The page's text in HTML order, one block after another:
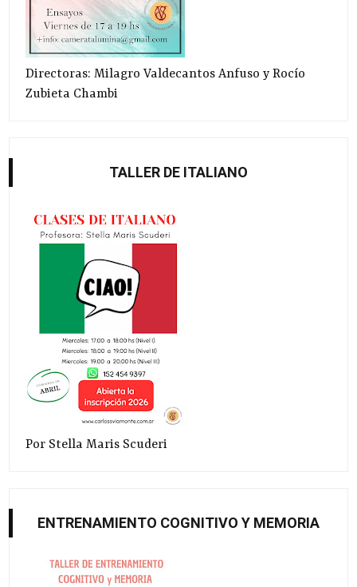
Directoras: Milagro Valdecantos Anfuso y Rocío
Zubieta Chambi
TALLER DE ITALIANO
Por Stella Maris Scuderi
ENTRENAMIENTO COGNITIVO Y MEMORIA